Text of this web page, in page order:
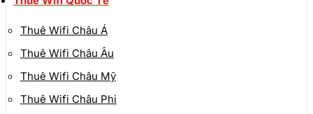
Thuê Wifi Châu Á
Thuê Wifi Châu Âu
Thuê Wifi Châu Mỹ
Thuê Wifi Châu Phi